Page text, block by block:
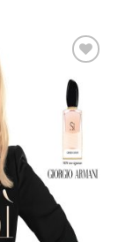
Listeme
Ekle